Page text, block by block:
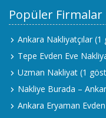
Popüler Firmalar
Ankara Nakliyatçılar (1
Tepe Evden Eve
Uzman Nakliyat (1
Nakliye Burada –
Ankara Eryaman